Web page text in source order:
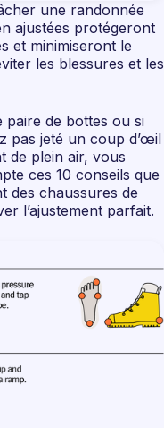
une randonnée
ajustées protégeront
et minimiseront le
les blessures et les
de bottes ou si
pas jeté un coup d’œil
de plein air, vous
ces 10 conseils que
des chaussures de
l’ajustement parfait.